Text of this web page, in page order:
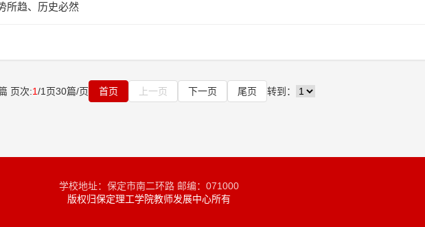
所趋、历史必然
页次:1/1 页30篇/页 首页 上一页 下一页 尾页 转到：
学校地址：保定市南二环路 邮编：071000
版权归保定理工学院教师发展中心所有